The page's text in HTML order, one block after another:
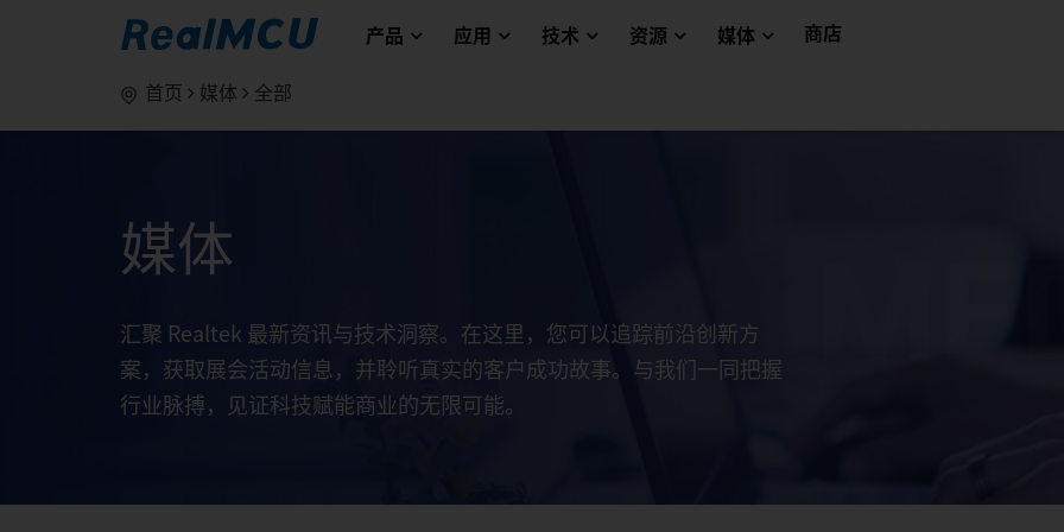
产品 应用 技术 资源 媒体 商店
首页 媒体 全部
媒体
汇聚 Realtek 最新资讯与技术洞察。在这里，您可以追踪前沿创新方
案，获取展会活动信息，并聆听真实的客户成功故事。与我们一同把握
行业脉搏，见证科技赋能商业的无限可能。